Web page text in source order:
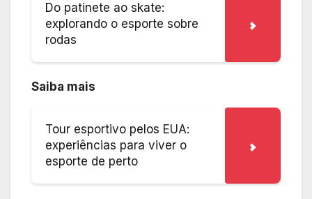
Do patinete ao skate:
explorando o esporte sobre
rodas
Saiba mais
Tour esportivo pelos EUA:
experiências para viver o
esporte de perto